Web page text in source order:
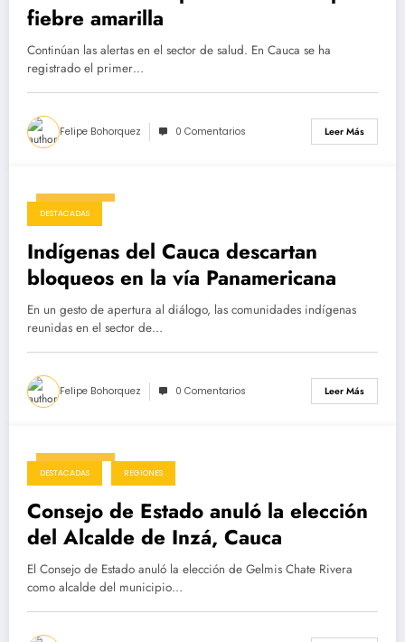
fiebre amarilla
Continúan las alertas en el sector de salud. En Cauca se ha
registrado el primer…
Felipe Bohorquez 0 Comentarios Leer Más
DESTACADAS
Indígenas del Cauca descartan
bloqueos en la vía Panamericana
En un gesto de apertura al diálogo, las comunidades indígenas
reunidas en el sector de…
Felipe Bohorquez 0 Comentarios Leer Más
DESTACADAS REGIONES
Consejo de Estado anuló la elección
del Alcalde de Inzá, Cauca
El Consejo de Estado anuló la elección de Gelmis Chate Rivera
como alcalde del municipio…